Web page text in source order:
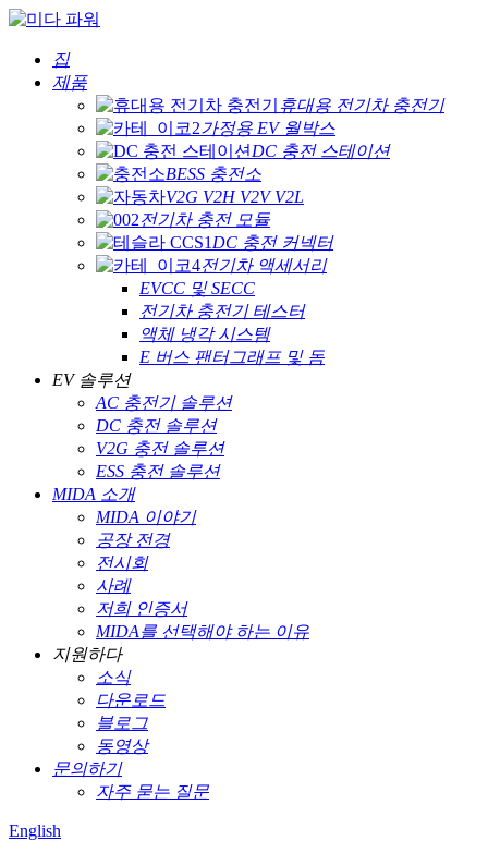
집
제품
휴대용 전기차 충전기
가정용 EV 월박스
DC 충전 스테이션
BESS 충전소
V2G V2H V2V V2L
전기차 충전 모듈
DC 충전 커넥터
전기차 액세서리
EVCC 및 SECC
전기차 충전기 테스터
액체 냉각 시스템
E 버스 팬터그래프 및 돔
EV 솔루션
AC 충전기 솔루션
DC 충전 솔루션
V2G 충전 솔루션
ESS 충전 솔루션
MIDA 소개
MIDA 이야기
공장 전경
전시회
사례
저희 인증서
MIDA를 선택해야 하는 이유
지원하다
소식
다운로드
블로그
동영상
문의하기
자주 묻는 질문
English